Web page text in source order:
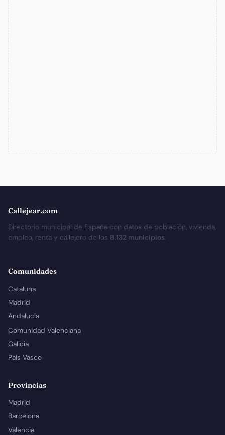
Callejear.com
Directorio municipal de España con datos de población, vivienda,
empleo, renta y callejero de los 8.132 municipios.
Comunidades
Cataluña
Madrid
Andalucía
Comunidad Valenciana
Galicia
País Vasco
Provincias
Madrid
Barcelona
Valencia